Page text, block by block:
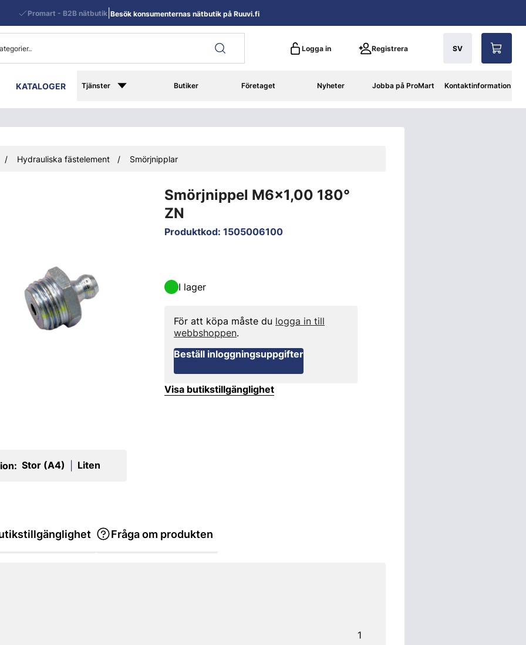
Logga in Registrera SV
KATALOGER Tjänster Butiker Företaget Nyheter Jobba på ProMart Kontaktinformation
Promart - B2B nätbutik Besök konsumenternas nätbutik på Ruuvi.fi
Hydrauliska fästelement Smörjnipplar
Smörjnippel M6x1,00 180°
ZN
Produktkod: 1505006100
Stor (A4) Liten
I lager
För att köpa måste du logga in till
webbshoppen.
Beställ inloggningsuppgifter
Visa butikstillgänglighet
Fråga om produkten
1